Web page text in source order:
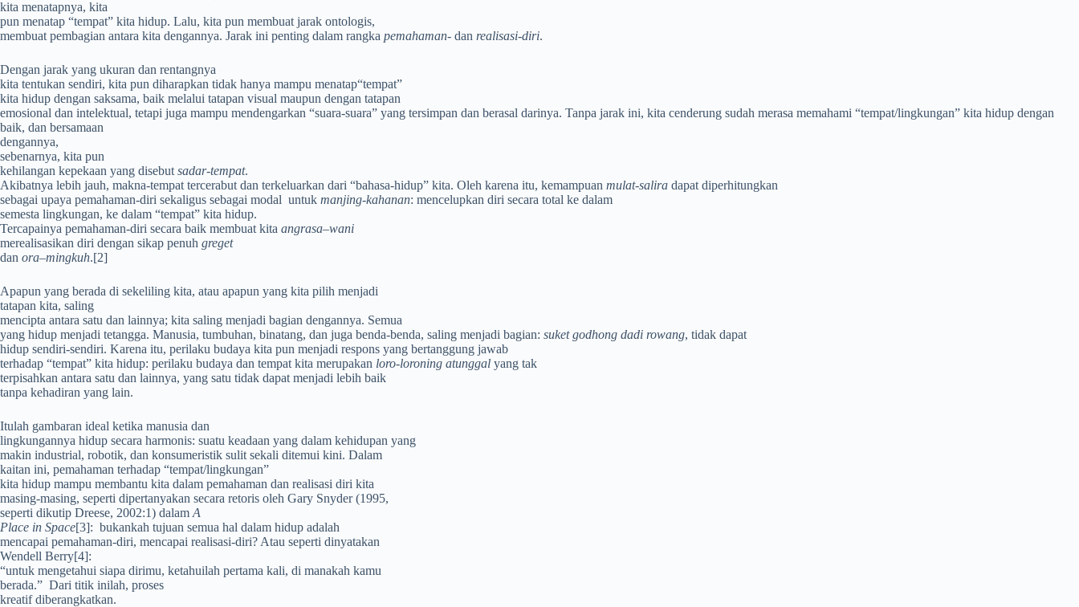
kita menatapnya, kita
pun menatap “tempat” kita hidup. Lalu, kita pun membuat jarak ontologis,
membuat pembagian antara kita dengannya. Jarak ini penting dalam rangka pemahaman- dan realisasi-diri.
Dengan jarak yang ukuran dan rentangnya
kita tentukan sendiri, kita pun diharapkan tidak hanya mampu menatap“tempat”
kita hidup dengan saksama, baik melalui tatapan visual maupun dengan tatapan
emosional dan intelektual, tetapi juga mampu mendengarkan “suara-suara” yang tersimpan dan berasal darinya. Tanpa jarak ini, kita cenderung sudah merasa memahami “tempat/lingkungan” kita hidup dengan
baik, dan bersamaan
dengannya,
sebenarnya, kita pun
kehilangan kepekaan yang disebut sadar-tempat.
Akibatnya lebih jauh, makna-tempat tercerabut dan terkeluarkan dari “bahasa-hidup” kita. Oleh karena itu, kemampuan mulat-salira dapat diperhitungkan
sebagai upaya pemahaman-diri sekaligus sebagai modal untuk manjing-kahanan: mencelupkan diri secara total ke dalam
semesta lingkungan, ke dalam “tempat” kita hidup.
Tercapainya pemahaman-diri secara baik membuat kita angrasa–wani
merealisasikan diri dengan sikap penuh greget
dan ora–mingkuh.[2]
Apapun yang berada di sekeliling kita, atau apapun yang kita pilih menjadi
tatapan kita, saling
mencipta antara satu dan lainnya; kita saling menjadi bagian dengannya. Semua
yang hidup menjadi tetangga. Manusia, tumbuhan, binatang, dan juga benda-benda, saling menjadi bagian: suket godhong dadi rowang, tidak dapat
hidup sendiri-sendiri. Karena itu, perilaku budaya kita pun menjadi respons yang bertanggung jawab
terhadap “tempat” kita hidup: perilaku budaya dan tempat kita merupakan loro-loroning atunggal yang tak
terpisahkan antara satu dan lainnya, yang satu tidak dapat menjadi lebih baik
tanpa kehadiran yang lain.
Itulah gambaran ideal ketika manusia dan
lingkungannya hidup secara harmonis: suatu keadaan yang dalam kehidupan yang
makin industrial, robotik, dan konsumeristik sulit sekali ditemui kini. Dalam
kaitan ini, pemahaman terhadap “tempat/lingkungan”
kita hidup mampu membantu kita dalam pemahaman dan realisasi diri kita
masing-masing, seperti dipertanyakan secara retoris oleh Gary Snyder (1995,
seperti dikutip Dreese, 2002:1) dalam A
Place in Space[3]: bukankah tujuan semua hal dalam hidup adalah
mencapai pemahaman-diri, mencapai realisasi-diri? Atau seperti dinyatakan
Wendell Berry[4]:
“untuk mengetahui siapa dirimu, ketahuilah pertama kali, di manakah kamu
berada.” Dari titik inilah, proses
kreatif diberangkatkan.